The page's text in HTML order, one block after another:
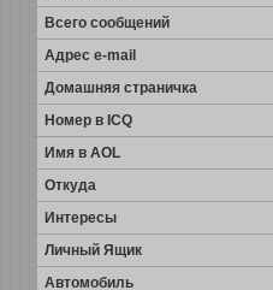
Всего сообщений
Адрес e-mail
Домашняя страничка
Номер в ICQ
Имя в AOL
Откуда
Интересы
Личный Ящик
Автомобиль